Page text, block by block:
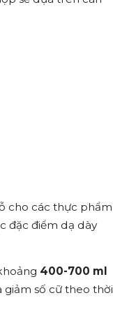
cho các thực phẩm
đặc điểm dạ dày
400-700 ml
giảm số cữ theo thời